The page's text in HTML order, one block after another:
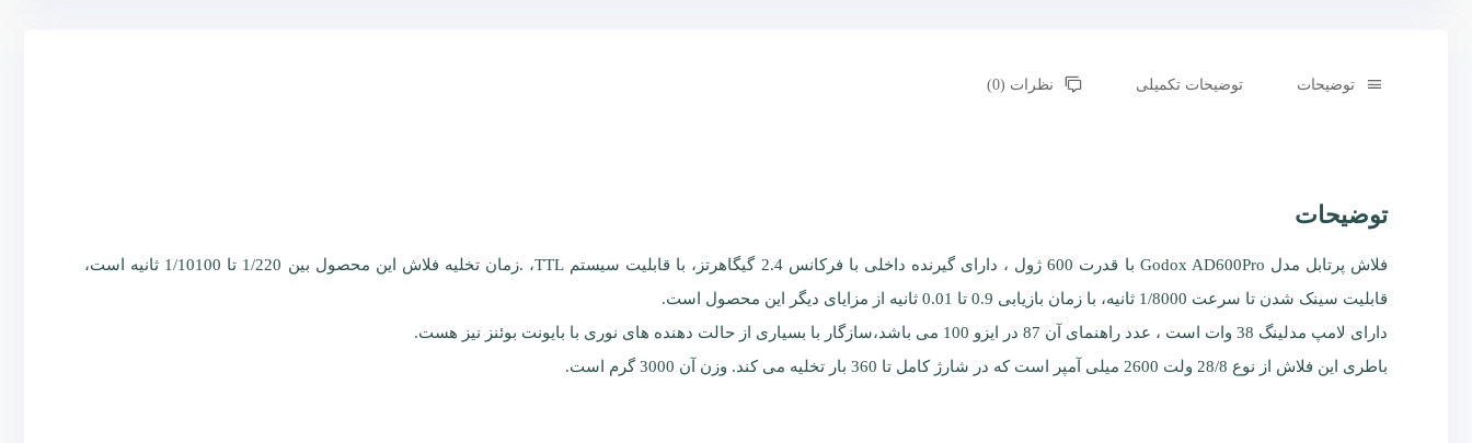
توضیحات توضیحات تکمیلی نظرات (0)
توضیحات
فلاش پرتابل مدل Godox AD600Pro با قدرت 600 ژول ، دارای گیرنده داخلی با فرکانس 2.4 گیگاهرتز، با قابلیت سیستم TTL، .زمان تخلیه فلاش این محصول بین 1/220 تا 1/10100 ثانیه است،
قابلیت سینک شدن تا سرعت 1/8000 ثانیه، با زمان بازیابی 0.9 تا 0.01 ثانیه از مزایای دیگر این محصول است.
دارای لامپ مدلینگ 38 وات است ، عدد راهنمای آن 87 در ایزو 100 می باشد،سازگار با بسیاری از حالت دهنده های نوری با بایونت بوئنز نیز هست.
باطری این فلاش از نوع 28/8 ولت 2600 میلی آمپر است که در شارژ کامل تا 360 بار تخلیه می کند. وزن آن 3000 گرم است.